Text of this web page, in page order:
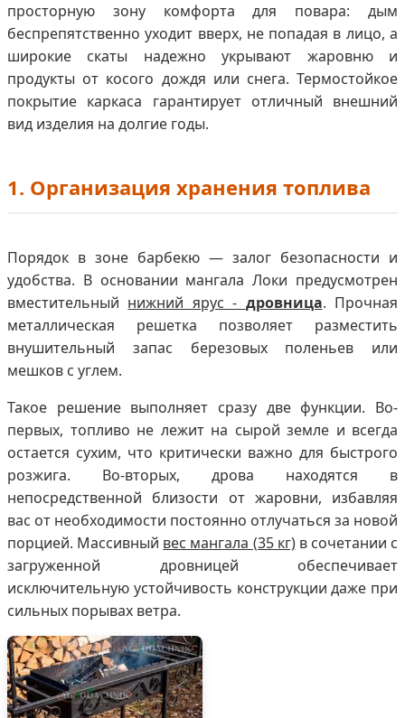
просторную зону комфорта для повара: дым
беспрепятственно уходит вверх, не попадая в лицо, а
широкие скаты надежно укрывают жаровню и
продукты от косого дождя или снега. Термостойкое
покрытие каркаса гарантирует отличный внешний
вид изделия на долгие годы.
1. Организация хранения топлива
Порядок в зоне барбекю — залог безопасности и
удобства. В основании мангала Локи предусмотрен
вместительный нижний ярус - дровница. Прочная
металлическая решетка позволяет разместить
внушительный запас березовых поленьев или
мешков с углем.
Такое решение выполняет сразу две функции. Во-
первых, топливо не лежит на сырой земле и всегда
остается сухим, что критически важно для быстрого
розжига. Во-вторых, дрова находятся в
непосредственной близости от жаровни, избавляя
вас от необходимости постоянно отлучаться за новой
порцией. Массивный вес мангала (35 кг)в сочетании с
загруженной дровницей обеспечивает
исключительную устойчивость конструкции даже при
сильных порывах ветра.